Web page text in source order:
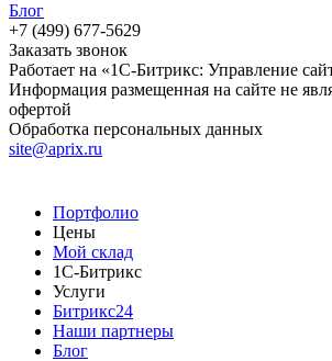
Блог
+7 (499) 677-5629
Заказать звонок
Работает на «1С-Битрикс: Управление
Информация размещенная на сайте не
офертой
Обработка персональных данных
site@aprix.ru
Портфолио
Цены
Мой склад
1С-Битрикс
Услуги
Битрикс24
Наши партнеры
Блог